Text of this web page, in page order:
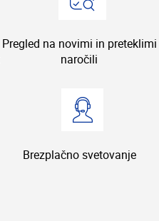
Pregled na novimi in preteklimi
naročili
Brezplačno svetovanje